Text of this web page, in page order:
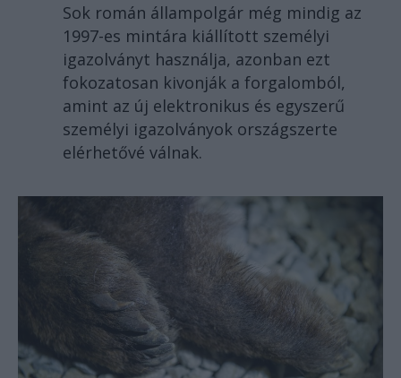
Sok román állampolgár még mindig az
1997-es mintára kiállított személyi
igazolványt használja, azonban ezt
fokozatosan kivonják a forgalomból,
amint az új elektronikus és egyszerű
személyi igazolványok országszerte
elérhetővé válnak.